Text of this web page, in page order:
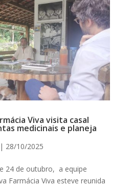
Canais
Viva visita casal
medicinais e planeja
| 28/10/2025
24 de outubro, a equipe
Farmácia Viva esteve reunida